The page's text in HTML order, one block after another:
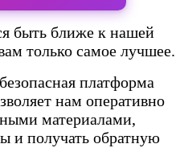
быть ближе к нашей
только самое лучшее.
платформа
нам оперативно
материалами,
и получать обратную